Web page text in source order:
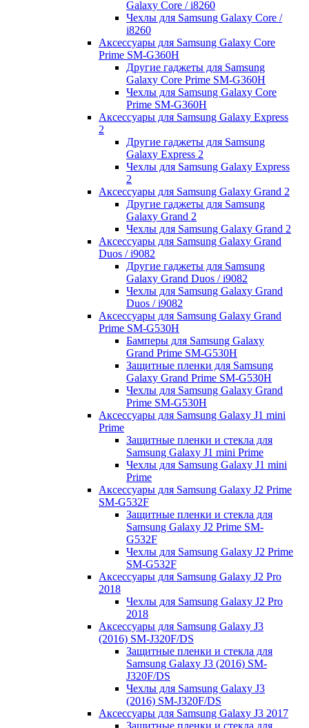
Galaxy Core / i8260
Чехлы для Samsung Galaxy Core /
i8260
Аксессуары для Samsung Galaxy Core
Prime SM-G360H
Другие гаджеты для Samsung
Galaxy Core Prime SM-G360H
Чехлы для Samsung Galaxy Core
Prime SM-G360H
Аксессуары для Samsung Galaxy Express
2
Другие гаджеты для Samsung
Galaxy Express 2
Чехлы для Samsung Galaxy Express
2
Аксессуары для Samsung Galaxy Grand 2
Другие гаджеты для Samsung
Galaxy Grand 2
Чехлы для Samsung Galaxy Grand 2
Аксессуары для Samsung Galaxy Grand
Duos / i9082
Другие гаджеты для Samsung
Galaxy Grand Duos / i9082
Чехлы для Samsung Galaxy Grand
Duos / i9082
Аксессуары для Samsung Galaxy Grand
Prime SM-G530H
Бамперы для Samsung Galaxy
Grand Prime SM-G530H
Защитные пленки для Samsung
Galaxy Grand Prime SM-G530H
Чехлы для Samsung Galaxy Grand
Prime SM-G530H
Аксессуары для Samsung Galaxy J1 mini
Prime
Защитные пленки и стекла для
Samsung Galaxy J1 mini Prime
Чехлы для Samsung Galaxy J1 mini
Prime
Аксессуары для Samsung Galaxy J2 Prime
SM-G532F
Защитные пленки и стекла для
Samsung Galaxy J2 Prime SM-
G532F
Чехлы для Samsung Galaxy J2 Prime
SM-G532F
Аксессуары для Samsung Galaxy J2 Pro
2018
Чехлы для Samsung Galaxy J2 Pro
2018
Аксессуары для Samsung Galaxy J3
(2016) SM-J320F/DS
Защитные пленки и стекла для
Samsung Galaxy J3 (2016) SM-
J320F/DS
Чехлы для Samsung Galaxy J3
(2016) SM-J320F/DS
Аксессуары для Samsung Galaxy J3 2017
Защитные пленки и стекла для